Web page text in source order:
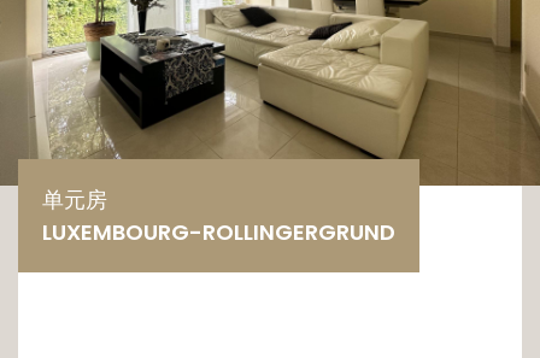
单元房
LUXEMBOURG-ROLLINGERGRUND